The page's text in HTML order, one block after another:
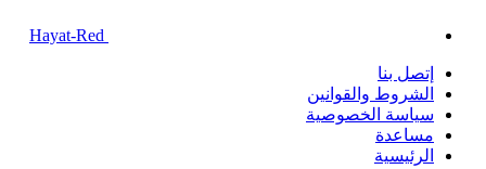
إتصل بنا
الشروط والقوانين
سياسة الخصوصية
مساعدة
الرئيسية